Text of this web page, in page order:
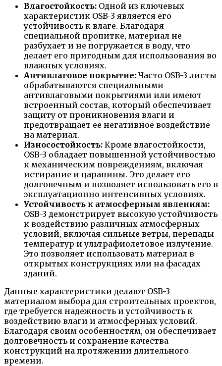
Влагостойкость: Одной из ключевых
характеристик OSB-3 является его
устойчивость к влаге. Благодаря
специальной пропитке, материал не
разбухает и не погружается в воду, что
делает его пригодным для использования во
влажных условиях.
Антивлаговое покрытие: Часто OSB-3 листы
обрабатываются специальными
антивлаговыми покрытиями или имеют
встроенный состав, который обеспечивает
защиту от проникновения влаги и
предотвращает ее негативное воздействие
на материал.
Износостойкость: Кроме влагостойкости,
OSB-3 обладает повышенной устойчивостью
к механическим повреждениям, включая
истирание и царапины. Это делает его
долговечным и позволяет использовать его в
эксплуатационно интенсивных условиях.
Устойчивость к атмосферным явлениям:
OSB-3 демонстрирует высокую устойчивость
к воздействию различных атмосферных
условий, включая сильные ветры, перепады
температур и ультрафиолетовое излучение.
Это позволяет использовать материал в
открытых конструкциях или на фасадах
зданий.
Данные характеристики делают OSB-3
материалом выбора для строительных проектов,
где требуется надежность и устойчивость к
воздействию влаги и атмосферных условий.
Благодаря своим особенностям, он обеспечивает
долговечность и сохранение качества
конструкций на протяжении длительного
времени.